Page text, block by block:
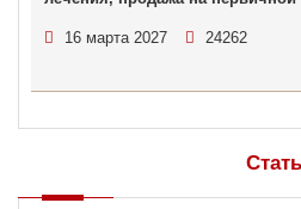
16 марта 2027 24262